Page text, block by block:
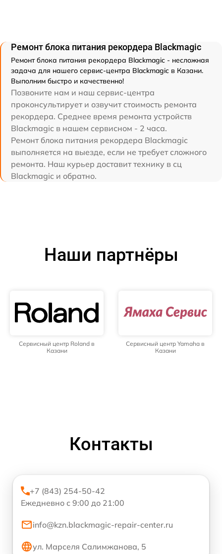
Ремонт блока питания рекордера Blackmagic
Ремонт блока питания рекордера Blackmagic - несложная
задача для нашего сервис-центра Blackmagic в Казани.
Выполним быстро и качественно!
Позвоните нам и наш сервис-центра
проконсультирует и озвучит стоимость ремонта
рекордера. Среднее время ремонта устройств
Blackmagic в нашем сервисном - 2 часа.
Ремонт блока питания рекордера Blackmagic
выполняется на выезде, если не требует сложного
ремонта. Наш курьер доставит технику в сц
Blackmagic и обратно.
Наши партнёры
Сервисный центр Roland в
Казани
Сервисный центр Yamaha в
Казани
Контакты
+7 (843) 254-50-42
Ежедневно с 9:00 до 21:00
info@kzn.blackmagic-repair-center.ru
ул. Марселя Салимжанова, 5